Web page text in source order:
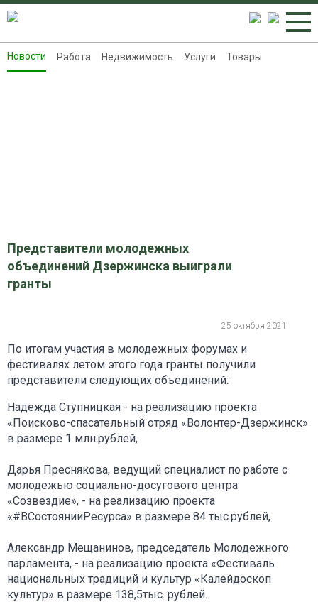
Новости
Новости Работа Недвижимость Услуги Товары
Представители молодежных
объединений Дзержинска выиграли
гранты
25 октября 2021
По итогам участия в молодежных форумах и
фестивалях летом этого года гранты получили
представители следующих объединений:
Надежда Ступницкая - на реализацию проекта
«Поисково-спасательный отряд «Волонтер-Дзержинск»
в размере 1 млн.рублей,
Дарья Преснякова, ведущий специалист по работе с
молодежью социально-досугового центра
«Созвездие», - на реализацию проекта
«#ВСостоянииРесурса» в размере 84 тыс.рублей,
Александр Мещанинов, председатель Молодежного
парламента, - на реализацию проекта «Фестиваль
национальных традиций и культур «Калейдоскоп
культур» в размере 138,5тыс. рублей.